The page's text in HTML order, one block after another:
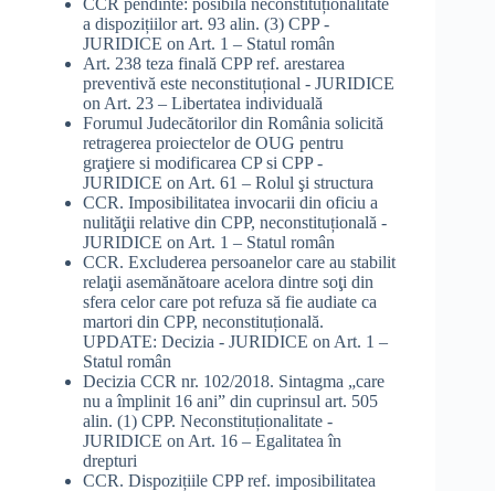
a dispozițiilor art. 93 alin. (3) CPP -
JURIDICE on Art. 1 – Statul român
Art. 238 teza finală CPP ref. arestarea
preventivă este neconstituțional - JURIDICE
on Art. 23 – Libertatea individuală
Forumul Judecătorilor din România solicită
retragerea proiectelor de OUG pentru
graţiere si modificarea CP si CPP -
JURIDICE on Art. 61 – Rolul şi structura
CCR. Imposibilitatea invocarii din oficiu a
nulităţii relative din CPP, neconstituțională -
JURIDICE on Art. 1 – Statul român
CCR. Excluderea persoanelor care au stabilit
relaţii asemănătoare acelora dintre soţi din
sfera celor care pot refuza să fie audiate ca
martori din CPP, neconstituțională.
UPDATE: Decizia - JURIDICE on Art. 1 –
Statul român
Decizia CCR nr. 102/2018. Sintagma „care
nu a împlinit 16 ani” din cuprinsul art. 505
alin. (1) CPP. Neconstituționalitate -
JURIDICE on Art. 16 – Egalitatea în
drepturi
CCR. Dispozițiile CPP ref. imposibilitatea